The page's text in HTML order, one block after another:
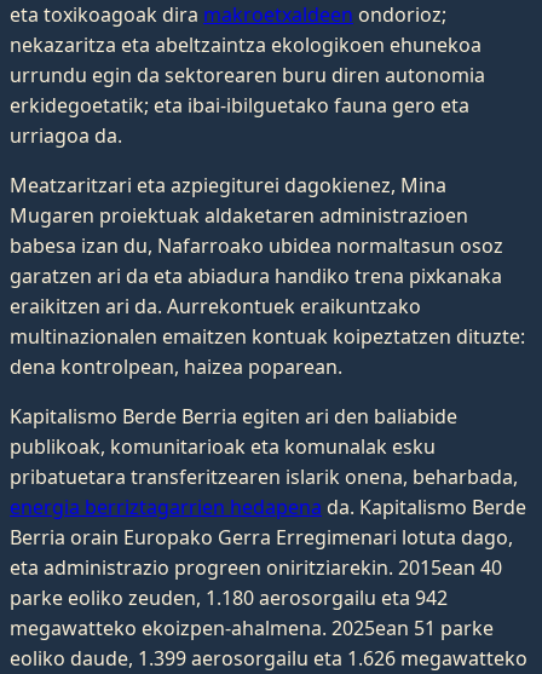
eta toxikoagoak dira makroetxaldeen ondorioz;
nekazaritza eta abeltzaintza ekologikoen ehunekoa
urrundu egin da sektorearen buru diren autonomia
erkidegoetatik; eta ibai-ibilguetako fauna gero eta
urriagoa da.
Meatzaritzari eta azpiegiturei dagokienez, Mina
Mugaren proiektuak aldaketaren administrazioen
babesa izan du, Nafarroako ubidea normaltasun osoz
garatzen ari da eta abiadura handiko trena pixkanaka
eraikitzen ari da. Aurrekontuek eraikuntzako
multinazionalen emaitzen kontuak koipeztatzen dituzte:
dena kontrolpean, haizea poparean.
Kapitalismo Berde Berria egiten ari den baliabide
publikoak, komunitarioak eta komunalak esku
pribatuetara transferitzearen islarik onena, beharbada,
energia berriztagarrien hedapena da. Kapitalismo Berde
Berria orain Europako Gerra Erregimenari lotuta dago,
eta administrazio progreen oniritziarekin. 2015ean 40
parke eoliko zeuden, 1.180 aerosorgailu eta 942
megawatteko ekoizpen-ahalmena. 2025ean 51 parke
eoliko daude, 1.399 aerosorgailu eta 1.626 megawatteko